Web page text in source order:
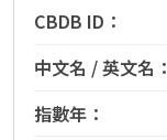
CBDB ID：
中文名 / 英文名：
指數年：